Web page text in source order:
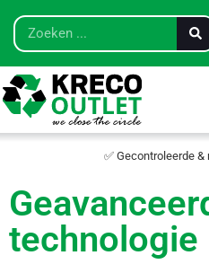
✅ Gecontroleerde
technologie